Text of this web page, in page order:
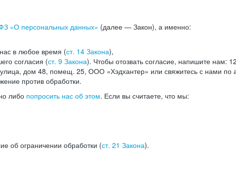
«О персональных данных» (далее — Закон), а именно:
в любое время (ст. 14 Закона),
согласия (ст. 9 Закона). Чтобы отозвать согласие, напишите нам:
улица, дом 48, помещ. 25, ООО «Хэдхантер» или свяжитесь с нами по
против обработки.
либо попросить нас об этом. Если вы считаете, что мы:
об ограничении обработки (ст. 21 Закона).